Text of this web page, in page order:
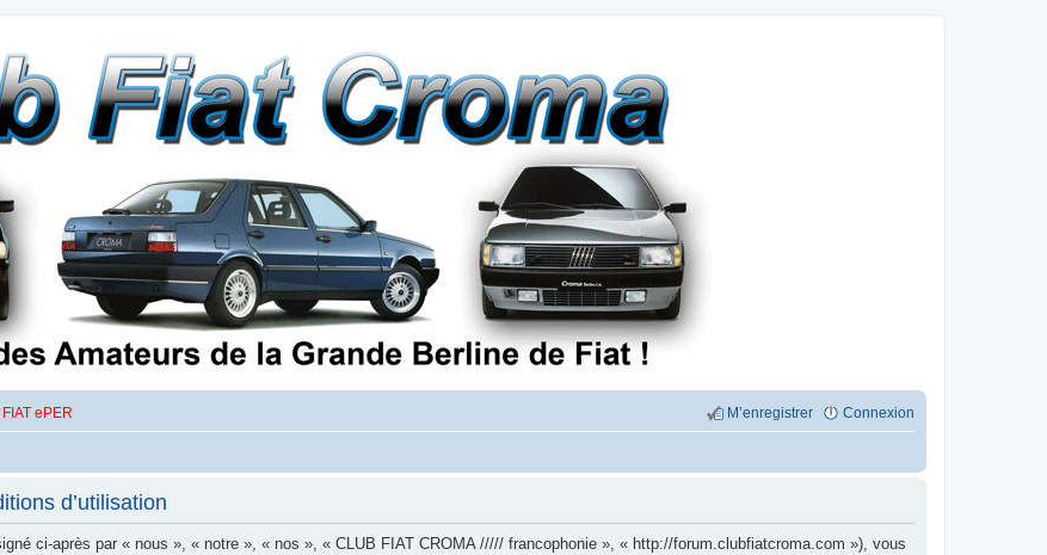
ePER Connexion
M’enregistrer
d’utilisation
ci-après par « nous », « notre », « nos », « CLUB FIAT CROMA ///// francophonie », « http://forum.clubfiatcroma.com »), vous